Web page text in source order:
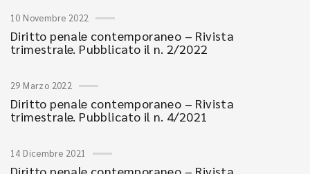
10 Novembre 2022
Diritto penale contemporaneo – Rivista
trimestrale. Pubblicato il n. 2/2022
29 Marzo 2022
Diritto penale contemporaneo – Rivista
trimestrale. Pubblicato il n. 4/2021
14 Dicembre 2021